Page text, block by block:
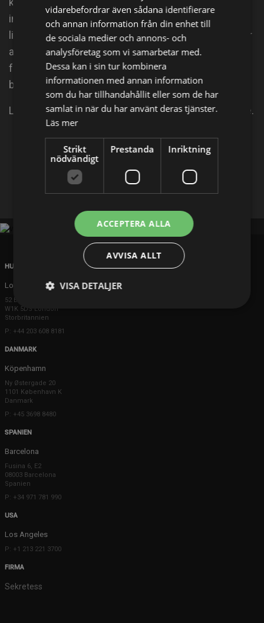
in i bilden och försöker lära dem ett och annat om
livet. Idag: Sheldon blir förkrossad när han upptäcker
att Leonard, Raj och Howard trixat med resultaten
från hans arktiska forskningsexpedition och
bestämmer sig för att åka hem till Texas.
Leonards återförening med Penny blir en besvikelse.
Facebook X E-postadress
HUVUDKONTOR
London
52 Brook Street
W1K 5DS London
Storbritannien
P: +44 203 608 8181
DANMARK
Köpenhamn
Ny Østergade 20
1101 København K
Danmark
P: +45 3698 8480
SPANIEN
Barcelona
Fusina 6, E2
08003 Barcelona
Spanien
P: +34 971 781 990
USA
Los Angeles
P: +1 213 221 3700
FIRMA
Sekretess
vidarebefordrar även sådana identifierare
och annan information från din enhet till
de sociala medier och annons- och
analysföretag som vi samarbetar med.
Dessa kan i sin tur kombinera
informationen med annan information
som du har tillhandahållit eller som de har
samlat in när du har använt deras tjänster.
Läs mer
Strikt
nödvändigt
Prestanda Inriktning
ACCEPTERA ALLA
AVVISA ALLT
VISA DETALJER